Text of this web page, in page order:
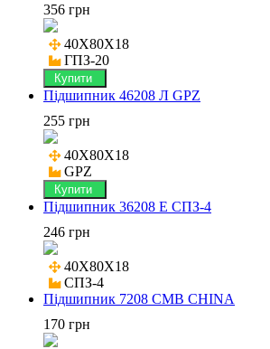
356 грн
40X80X18
ГПЗ-20
Купити
Підшипник 46208 Л GPZ
255 грн
40X80X18
GPZ
Купити
Підшипник 36208 E СПЗ-4
246 грн
40X80X18
СПЗ-4
Підшипник 7208 CMB CHINA
170 грн